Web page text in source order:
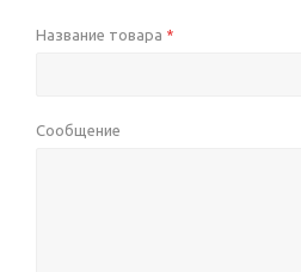
Название товара *
Сообщение